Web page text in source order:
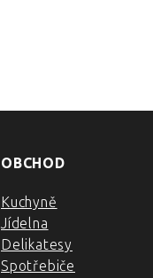
OBCHOD
Kuchyně
Jídelna
Delikatesy
Spotřebiče